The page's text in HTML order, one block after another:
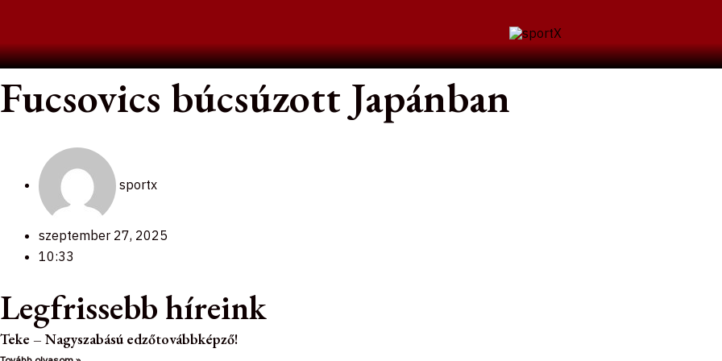
content
Fucsovics búcsúzott Japánban
sportx
szeptember 27, 2025
10:33
Legfrissebb híreink
Teke – Nagyszabású edzőtovábbképző!